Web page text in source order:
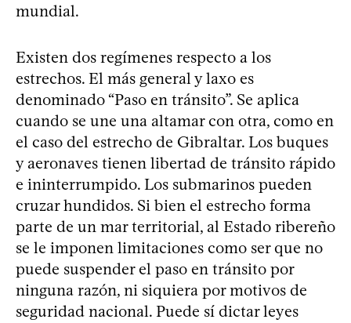
mundial.
Existen dos regímenes respecto a los
estrechos. El más general y laxo es
denominado “Paso en tránsito”. Se aplica
cuando se une una altamar con otra, como en
el caso del estrecho de Gibraltar. Los buques
y aeronaves tienen libertad de tránsito rápido
e ininterrumpido. Los submarinos pueden
cruzar hundidos. Si bien el estrecho forma
parte de un mar territorial, al Estado ribereño
se le imponen limitaciones como ser que no
puede suspender el paso en tránsito por
ninguna razón, ni siquiera por motivos de
seguridad nacional. Puede sí dictar leyes